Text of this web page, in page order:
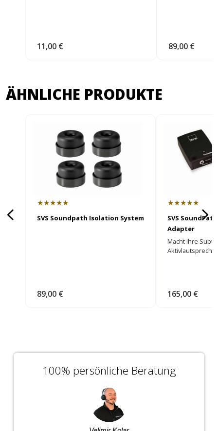
11,00 € 89,00 €
ÄHNLICHE PRODUKTE
★★★★★
SVS Soundpath Isolation System
89,00 €
★★★★★
SVS
Adapter
Macht Ihre
165,00 €
100% persönliche Beratung